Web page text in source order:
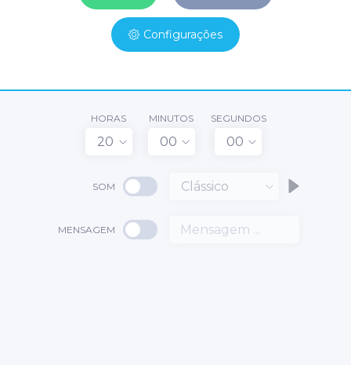
Configurações
HORAS
20
MINUTOS
00
SEGUNDOS
00
SOM Clássico
MENSAGEM